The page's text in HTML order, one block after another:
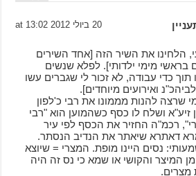
20 ביולי 2012 at 13:02
הלחינו את השיר הזה [אחד השירים
בראשי מימי ילדותי]. לפלא שנשים
תוך כדי עבודה, לא זכור לי שגברים עשו
ואירועים מיוחדים].
שרצה להנות מממונו את רבי כ'לפון
ושלח לו כסף כשהמוען הוא "רבי
רכמ"ה החזיר את הכסף לפי עיר
דאתרא שיאתר את הנדיב הנסתר.
נסים היינו מופת. המצרי = שיוצא
המיצר והקושי או שמא כי נס זה היה
מצרים.